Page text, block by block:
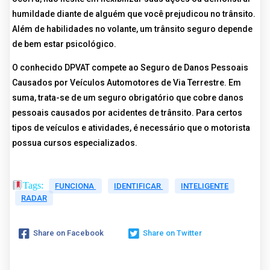
humildade diante de alguém que você prejudicou no trânsito.
Além de habilidades no volante, um trânsito seguro depende
de bem estar psicológico.
O conhecido DPVAT compete ao Seguro de Danos Pessoais
Causados por Veículos Automotores de Via Terrestre. Em
suma, trata-se de um seguro obrigatório que cobre danos
pessoais causados por acidentes de trânsito. Para certos
tipos de veículos e atividades, é necessário que o motorista
possua cursos especializados.
Tags: FUNCIONA IDENTIFICAR
INTELIGENTE
RADAR
Share on Facebook Share on Twitter